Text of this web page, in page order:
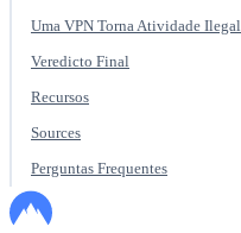
Uma VPN Torna Atividade
Veredicto Final
Recursos
Sources
Perguntas Frequentes